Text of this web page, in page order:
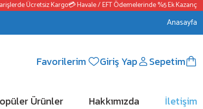
Ücretsiz Kargo💳 Havale / EFT Ödemelerinde %5 Ek Kazanç
Anasayfa
Favorilerim Giriş Yap Sepetim
Ürünler Hakkımızda İletişim